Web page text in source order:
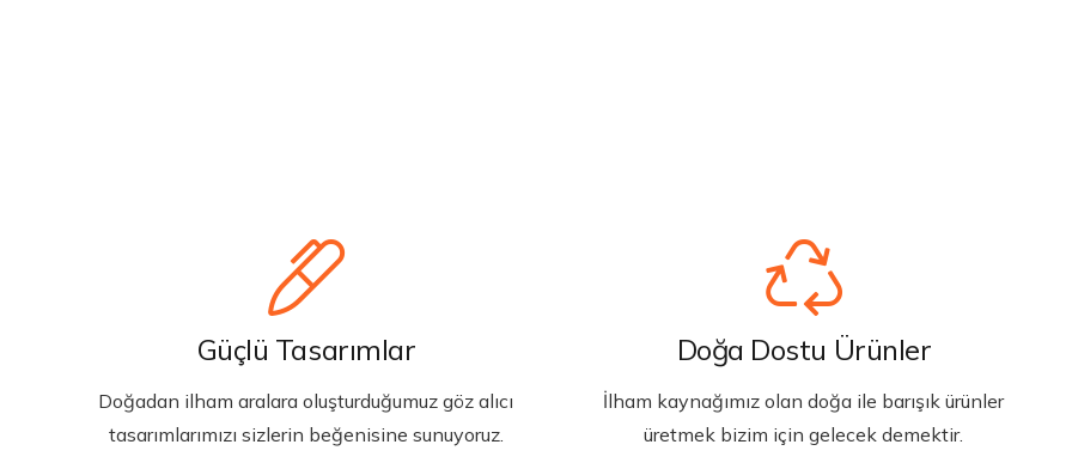
Güçlü Tasarımlar
Doğadan ilham aralara oluşturduğumuz göz alıcı
tasarımlarımızı sizlerin beğenisine sunuyoruz.
Doğa Dostu Ürünler
İlham kaynağımız olan doğa ile barışık ürünler
üretmek bizim için gelecek demektir.